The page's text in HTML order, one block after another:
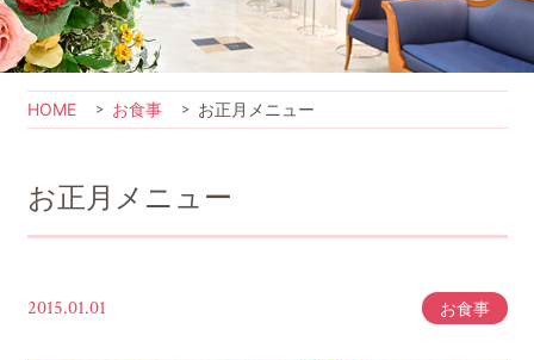
HOME お食事 お正月メニュー
お正月メニュー
2015.01.01 お食事